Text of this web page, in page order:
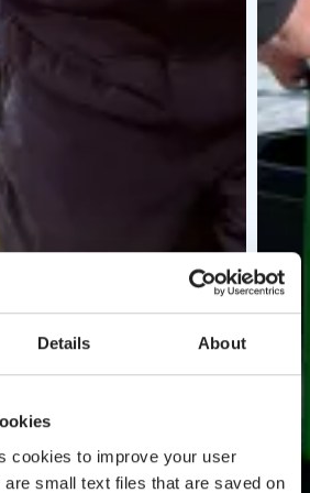
Details About
cookies to improve your user
small text files that are saved on